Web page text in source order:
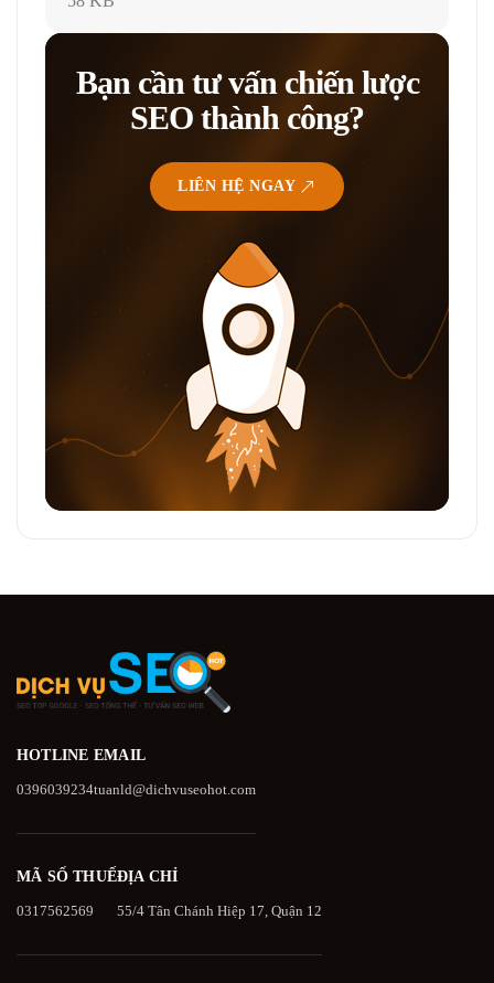
Bạn cần tư vấn chiến lược
SEO thành công?
LIÊN HỆ NGAY
HOTLINE
0396039234
EMAIL
tuanld@dichvuseohot.com
MÃ SỐ THUẾ
0317562569
ĐỊA CHỈ
55/4 Tân Chánh Hiệp 17, Quận 12